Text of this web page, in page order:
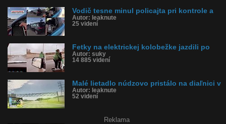
Dľžka: 0:07
Kategória: auto-moto
Tagy: dva, mosty, tesne, medzi, spojené štáty, usa
História sledovanosti videa:
Vodič tesne minul policajta pri kontrole a
Autor: leaknute
25 videní
Fetky na elektrickej kolobežke jazdili po
Autor: suky
14 885 videní
Malé lietadlo núdzovo pristálo na diaľnici v
Autor: leaknute
52 videní
Reklama